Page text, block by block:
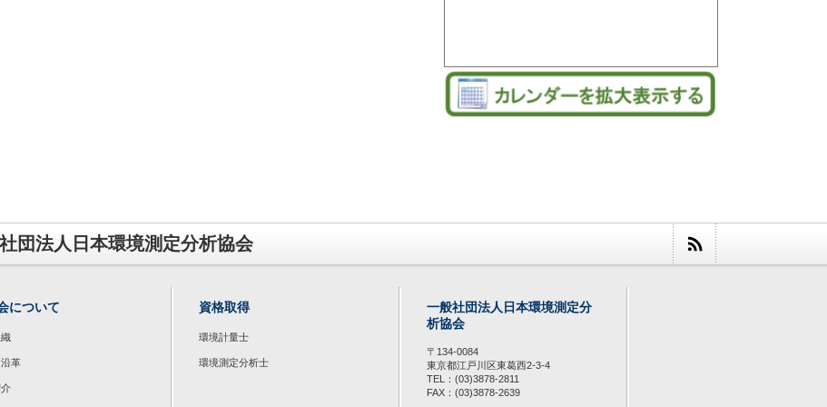
団法人日本環境測定分析協会
について
革
資格取得
環境計量士
環境測定分析士
一般社団法人日本環境測定分
析協会
〒134-0084
東京都江戸川区東葛西2-3-4
TEL：(03)3878-2811
FAX：(03)3878-2639